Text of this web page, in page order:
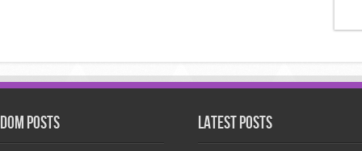
Posts Latest Posts